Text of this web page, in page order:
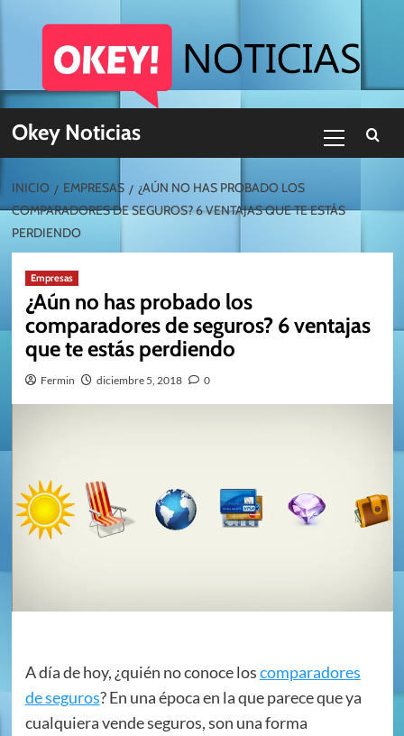
Okey Noticias
primario
INICIO EMPRESAS
¿AÚN NO HAS PROBADO LOS
COMPARADORES DE SEGUROS? 6 VENTAJAS QUE TE ESTÁS
PERDIENDO
Empresas
¿Aún no has probado los
comparadores de seguros? 6 ventajas
que te estás perdiendo
Fermin diciembre 5, 2018 0
A día de hoy, ¿quién no conoce loscomparadores
de seguros? En una época en la que parece que ya
cualquiera vende seguros, son una forma